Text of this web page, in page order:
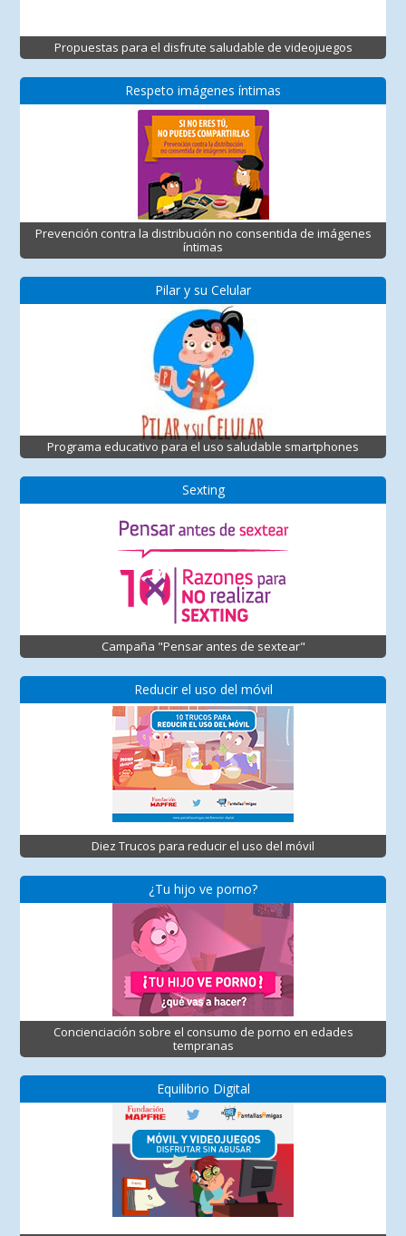
Propuestas para el disfrute saludable de videojuegos
Respeto imágenes íntimas
Prevención contra la distribución no consentida de imágenes
íntimas
Pilar y su Celular
Programa educativo para el uso saludable smartphones
Sexting
Campaña "Pensar antes de sextear"
Reducir el uso del móvil
Diez Trucos para reducir el uso del móvil
¿Tu hijo ve porno?
Concienciación sobre el consumo de porno en edades
tempranas
Equilibrio Digital